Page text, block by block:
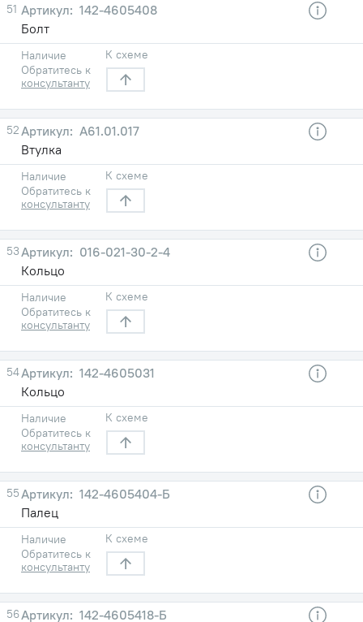
51
142-4605408
Болт
Наличие
Обратитесь к
консультанту
К схеме
52
А61.01.017
Втулка
Наличие
Обратитесь к
консультанту
К схеме
53
016-021-30-2-4
Кольцо
Наличие
Обратитесь к
консультанту
К схеме
54
142-4605031
Кольцо
Наличие
Обратитесь к
консультанту
К схеме
55
142-4605404-Б
Палец
Наличие
Обратитесь к
консультанту
К схеме
56
142-4605418-Б